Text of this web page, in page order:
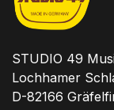
STUDIO 49
Lochhamer
D-82166